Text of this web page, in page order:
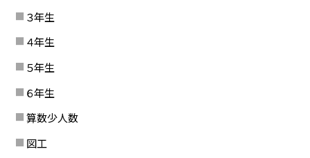
３年生
４年生
５年生
６年生
算数少人数
図工